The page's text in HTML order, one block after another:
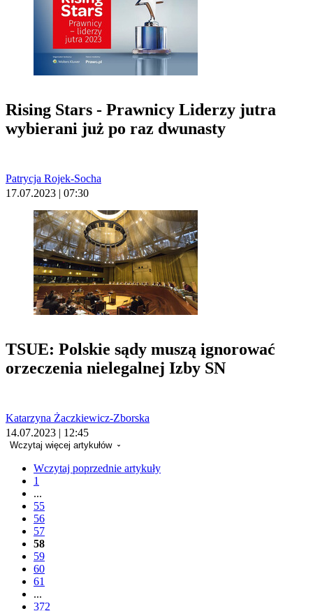
Rising Stars - Prawnicy Liderzy jutra
wybierani już po raz dwunasty
Patrycja Rojek-Socha
17.07.2023 | 07:30
TSUE: Polskie sądy muszą ignorować
orzeczenia nielegalnej Izby SN
Katarzyna Żaczkiewicz-Zborska
14.07.2023 | 12:45
Wczytaj więcej artykułów
Wczytaj poprzednie artykuły
1
...
55
56
57
58
59
60
61
...
372